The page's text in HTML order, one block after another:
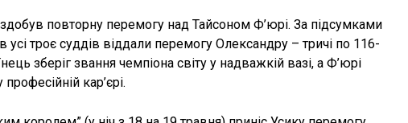
повторну перемогу над Тайсоном Ф’юрі. За підсумками
усі троє суддів віддали перемогу Олександру – тричі по 116-
зберіг звання чемпіона світу у надважкій вазі, а Ф’юрі
кар’єрі.